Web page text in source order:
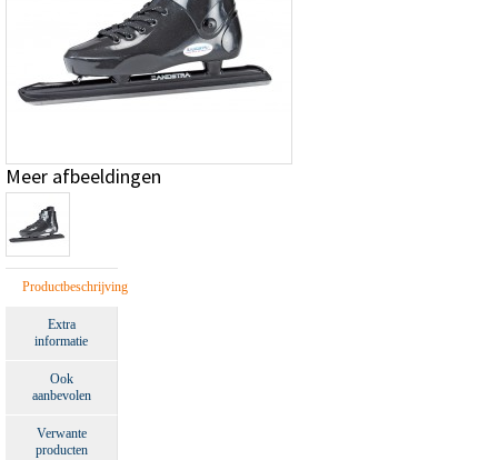
Meer afbeeldingen
Productbeschrijving
Extra
informatie
Ook
aanbevolen
Verwante
producten